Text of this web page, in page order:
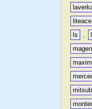
liteace
ls
,